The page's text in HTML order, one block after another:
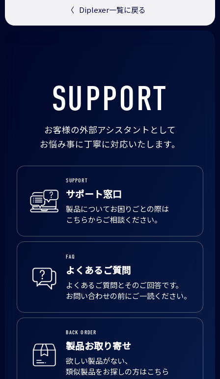
〈 Diplexer一覧に戻る
SUPPORT
お客様の外部アシスタントとして
お悩み事に丁寧に対応いたします。
SUPPORT
サポート窓口
製品についてお困りごとの際は
こちらからご相談ください。
FAQ
よくあるご質問
よくあるご質問とそのご回答です。
お問い合わせの前にご一読ください。
BACK ORDER
製品お取り寄せ
欲しい製品がない、
類似製品をお探しの方はこちら